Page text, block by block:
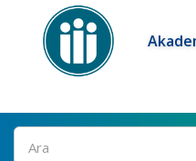
Ara